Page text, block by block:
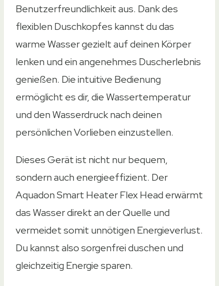
Benutzerfreundlichkeit aus. Dank des
flexiblen Duschkopfes kannst du das
warme Wasser gezielt auf deinen Körper
lenken und ein angenehmes Duscherlebnis
genießen. Die intuitive Bedienung
ermöglicht es dir, die Wassertemperatur
und den Wasserdruck nach deinen
persönlichen Vorlieben einzustellen.
Dieses Gerät ist nicht nur bequem,
sondern auch energieeffizient. Der
Aquadon Smart Heater Flex Head erwärmt
das Wasser direkt an der Quelle und
vermeidet somit unnötigen Energieverlust.
Du kannst also sorgenfrei duschen und
gleichzeitig Energie sparen.